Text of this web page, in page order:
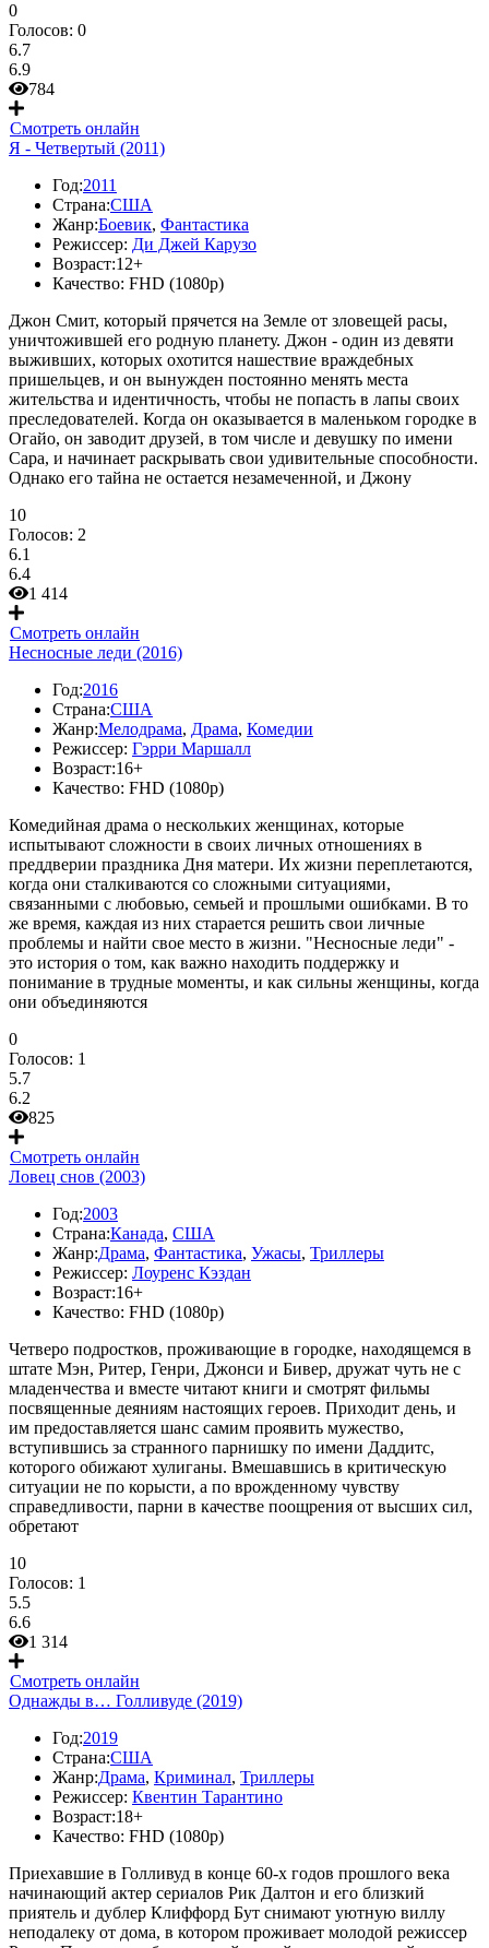
0
Голосов: 0
6.7
6.9
784
Смотреть онлайн
Я - Четвертый (2011)
Год:2011
Страна:США
Жанр:Боевик, Фантастика
Режиссер: Ди Джей Карузо
Возраст:12+
Качество: FHD (1080p)
Джон Смит, который прячется на Земле от зловещей расы,
уничтожившей его родную планету. Джон - один из девяти
выживших, которых охотится нашествие враждебных
пришельцев, и он вынужден постоянно менять места
жительства и идентичность, чтобы не попасть в лапы своих
преследователей. Когда он оказывается в маленьком городке в
Огайо, он заводит друзей, в том числе и девушку по имени
Сара, и начинает раскрывать свои удивительные способности.
Однако его тайна не остается незамеченной, и Джону
10
Голосов: 2
6.1
6.4
1 414
Смотреть онлайн
Несносные леди (2016)
Год:2016
Страна:США
Жанр:Мелодрама, Драма, Комедии
Режиссер: Гэрри Маршалл
Возраст:16+
Качество: FHD (1080p)
Комедийная драма о нескольких женщинах, которые
испытывают сложности в своих личных отношениях в
преддверии праздника Дня матери. Их жизни переплетаются,
когда они сталкиваются со сложными ситуациями,
связанными с любовью, семьей и прошлыми ошибками. В то
же время, каждая из них старается решить свои личные
проблемы и найти свое место в жизни. "Несносные леди" -
это история о том, как важно находить поддержку и
понимание в трудные моменты, и как сильны женщины, когда
они объединяются
0
Голосов: 1
5.7
6.2
825
Смотреть онлайн
Ловец снов (2003)
Год:2003
Страна:Канада, США
Жанр:Драма, Фантастика, Ужасы, Триллеры
Режиссер: Лоуренс Кэздан
Возраст:16+
Качество: FHD (1080p)
Четверо подростков, проживающие в городке, находящемся в
штате Мэн, Ритер, Генри, Джонси и Бивер, дружат чуть не с
младенчества и вместе читают книги и смотрят фильмы
посвященные деяниям настоящих героев. Приходит день, и
им предоставляется шанс самим проявить мужество,
вступившись за странного парнишку по имени Даддитс,
которого обижают хулиганы. Вмешавшись в критическую
ситуации не по корысти, а по врожденному чувству
справедливости, парни в качестве поощрения от высших сил,
обретают
10
Голосов: 1
5.5
6.6
1 314
Смотреть онлайн
Однажды в… Голливуде (2019)
Год:2019
Страна:США
Жанр:Драма, Криминал, Триллеры
Режиссер: Квентин Тарантино
Возраст:18+
Качество: FHD (1080p)
Приехавшие в Голливуд в конце 60-х годов прошлого века
начинающий актер сериалов Рик Далтон и его близкий
приятель и дублер Клиффорд Бут снимают уютную виллу
неподалеку от дома, в котором проживает молодой режиссер